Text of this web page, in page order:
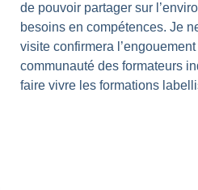
de pouvoir partager sur
besoins en compétences. Je
visite confirmera
communauté des formateurs
faire vivre les formations